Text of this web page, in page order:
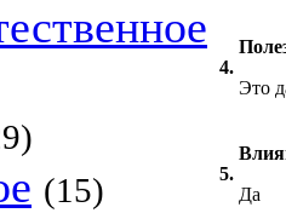
(15)
4.
Это
5.
Да